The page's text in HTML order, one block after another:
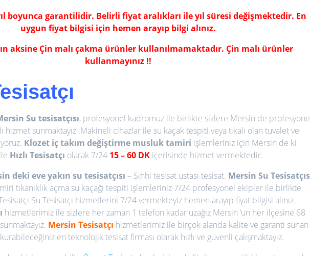
boyunca garantilidir. Belirli fiyat aralıkları ile yıl süresi değişmektedir. En
uygun fiyat bilgisi için hemen arayıp bilgi alınız.
aksine Çin malı çakma ürünler kullanılmamaktadır. Çin malı ürünler
kullanmayınız !!
Su tesisatçısı, profesyonel kadromuz ile birlikte sizlere Mersin de
hizmet sunmaktayız .Makineli cihazlar ile su kaçak tespiti veya tıkalı olan tuvalet ve
Klozet iç takım değiştirme musluk tamiri işlemleriniz için Mersin de ki
Hızlı Tesisatçı olarak 7/24 15– 60 DK içerisinde hizmet vermektedir.
deki eve yakın su tesisatçısı – Sıhhi tesisat ustası tesisat. Mersin Su
tıkanıklık açma su kaçağı tespiti işlemleriniz 7/24 profesyonel ekipler ile birlikte
Su Tesisatçı hizmetlerini 7/24 vermekteyiz hemen arayıp fiyat bilgisi alınız.
hizmetlerimiz ile sizlere her zaman 1 telefon kadar uzağız Mersin ‘un her ilçesine 68
MersinTesisatçı hizmetlerimiz ile birçok alanda kalite ve garanti sunan
en teknolojik tesisat firması olarak hızlı ve güvenli çalışmaktayız.